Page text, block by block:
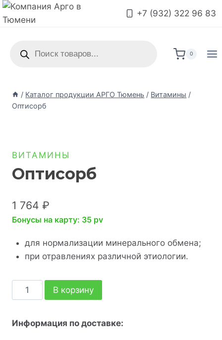
+7 (932) 322 96 83
0
/ Каталог продукции АРГО Тюмень / Витамины /
Оптисорб
ВИТАМИНЫ
Оптисорб
1 764 ₽
Бонусы на карту: 35 pv
для нормализации минерального обмена;
при отравлениях различной этиологии.
В корзину
Информация по доставке: